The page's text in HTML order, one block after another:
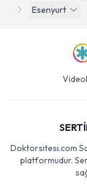
Esenyurt
Doktorsitesi.com
platformudur.